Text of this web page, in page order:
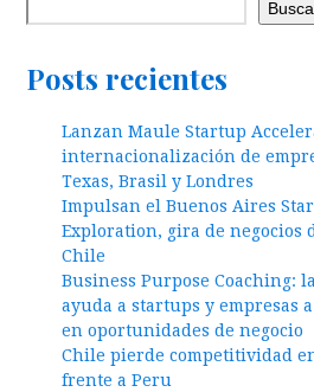
Posts recientes
Lanzan Maule Startup
internacionalización de
Texas, Brasil y Londres
Impulsan el Buenos Aires
Exploration, gira de negocios
Chile
Business Purpose Coaching:
ayuda a startups y empresas
en oportunidades de negocio
Chile pierde competitividad
frente a Peru